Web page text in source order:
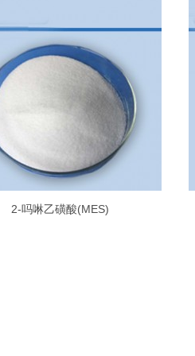
2-吗啉乙磺酸(MES)